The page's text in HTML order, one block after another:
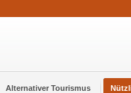
Alternativer Tourismus